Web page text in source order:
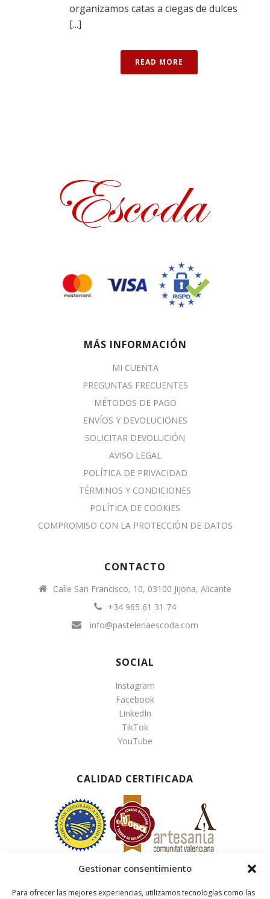
Gestionar consentimiento
Para ofrecer las mejores experiencias, utilizamos tecnologías como las
organizamos catas a ciegas de dulces
[...]
READ MORE
MÁS INFORMACIÓN
MI CUENTA
PREGUNTAS FRECUENTES
MÉTODOS DE PAGO
ENVÍOS Y DEVOLUCIONES
SOLICITAR DEVOLUCIÓN
AVISO LEGAL
POLÍTICA DE PRIVACIDAD
TÉRMINOS Y CONDICIONES
POLÍTICA DE COOKIES
COMPROMISO CON LA PROTECCIÓN DE DATOS
CONTACTO
Calle San Francisco, 10, 03100 Jijona, Alicante
+34 965 61 31 74
info@pasteleriaescoda.com
SOCIAL
Instagram
Facebook
LinkedIn
TikTok
YouTube
CALIDAD CERTIFICADA